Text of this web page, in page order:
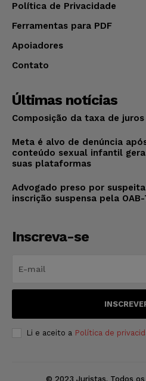
Política de Privacidade
Ferramentas para PDF
Apoiadores
Contato
Últimas notícias
Composição da taxa de juros
Meta é alvo de denúncia
conteúdo sexual infantil
suas plataformas
Advogado preso por
inscrição suspensa pela OAB-
Inscreva-se
Li e aceito a Política de
© 2023 Juristas. Todos